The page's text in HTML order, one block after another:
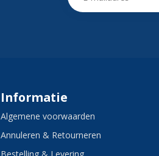
Informatie
Algemene voorwaarden
Annuleren & Retourneren